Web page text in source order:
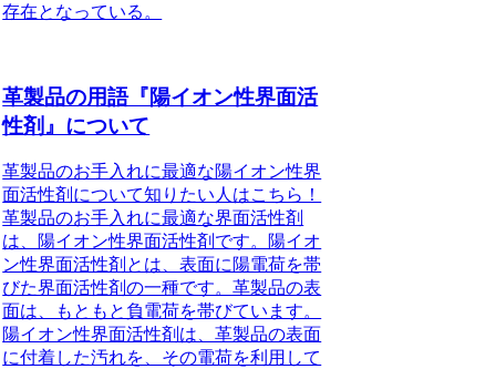
存在となっている。
革製品の用語『陽イオン性界面活
性剤』について
革製品のお手入れに最適な陽イオン性界
面活性剤について知りたい人はこちら！
革製品のお手入れに最適な界面活性剤
は、陽イオン性界面活性剤です。陽イオ
ン性界面活性剤とは、表面に陽電荷を帯
びた界面活性剤の一種です。革製品の表
面は、もともと負電荷を帯びています。
陽イオン性界面活性剤は、革製品の表面
に付着した汚れを、その電荷を利用して